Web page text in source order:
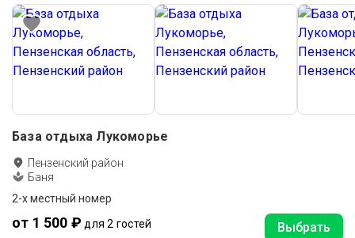
База отдыха Лукоморье
Пензенский район
Баня
2-х местный номер
от 1 500 ₽ для 2 гостей Выбрать